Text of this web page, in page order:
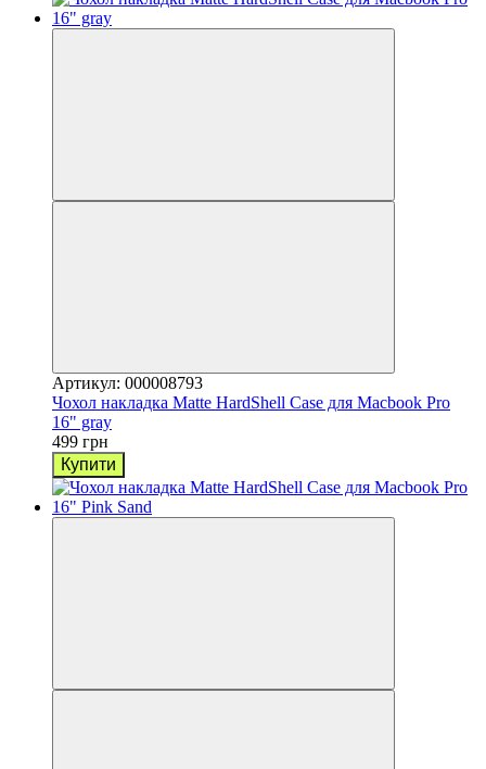
Артикул: 000008793
Чохол накладка Matte HardShell Case для Macbook Pro
16" gray
499 грн
Купити